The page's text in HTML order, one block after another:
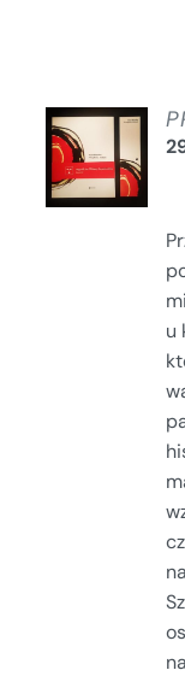
DODAJ
KOSZYKA
/
SZCZEGÓŁY
u